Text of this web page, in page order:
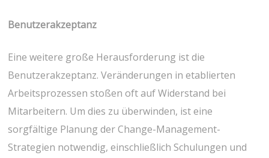
Benutzerakzeptanz
Eine weitere große Herausforderung ist die
Benutzerakzeptanz. Veränderungen in etablierten
Arbeitsprozessen stoßen oft auf Widerstand bei
Mitarbeitern. Um dies zu überwinden, ist eine
sorgfältige Planung der Change-Management-
Strategien notwendig, einschließlich Schulungen und